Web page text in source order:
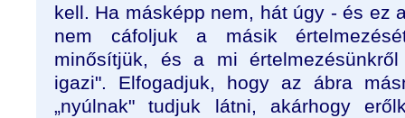
kell. Ha másképp nem, hát úgy - és ez
nem cáfoljuk a másik
minősítjük, és a mi
igazi". Elfogadjuk, hogy az ábra
„nyúlnak" tudjuk látni, akárhogy